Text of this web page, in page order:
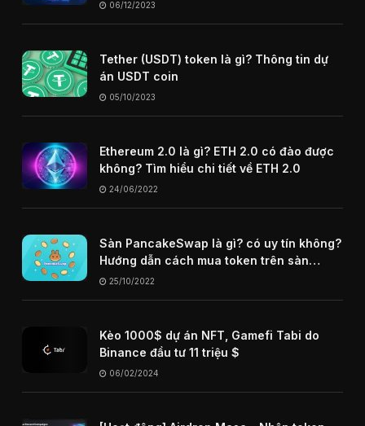
06/12/2023
Tether (USDT) token là gì? Thông tin dự
án USDT coin
05/10/2023
Ethereum 2.0 là gì? ETH 2.0 có đào được
không? Tìm hiểu chi tiết về ETH 2.0
24/06/2022
Sàn PancakeSwap là gì? có uy tín không?
Hướng dẫn cách mua token trên sàn
PancakeSwap
25/10/2022
Kèo 1000$ dự án NFT, Gamefi Tabi do
Binance đầu tư 11 triệu $
06/02/2024